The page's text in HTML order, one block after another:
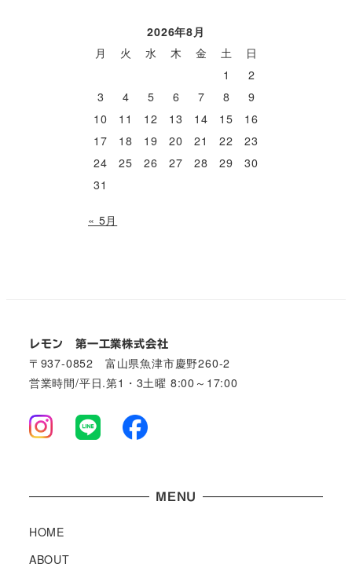
2026年8月
月
火 水 木 金 土
日
1
2
3
4 5 6 7 8
9
10
11 12 13 14 15
16
17
18 19 20 21 22
23
24
25 26 27 28 29
30
31
« 5月
レモン 第一工業株式会社
〒937-0852 富山県魚津市慶野260-2
営業時間/平日.第1・3土曜 8:00～17:00
MENU
HOME
ABOUT